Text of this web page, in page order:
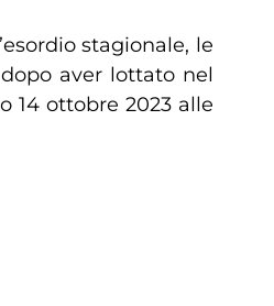
stagionale, le
aver lottato nel
14 ottobre 2023 alle